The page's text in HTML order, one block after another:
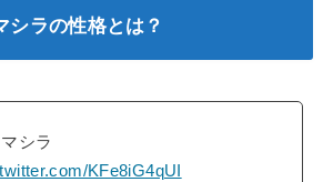
シラの性格とは？
シラ
KFe8iG4qUI